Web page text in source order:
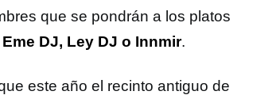
que se pondrán a los platos
DJ, Ley DJ o Innmir.
este año el recinto antiguo de